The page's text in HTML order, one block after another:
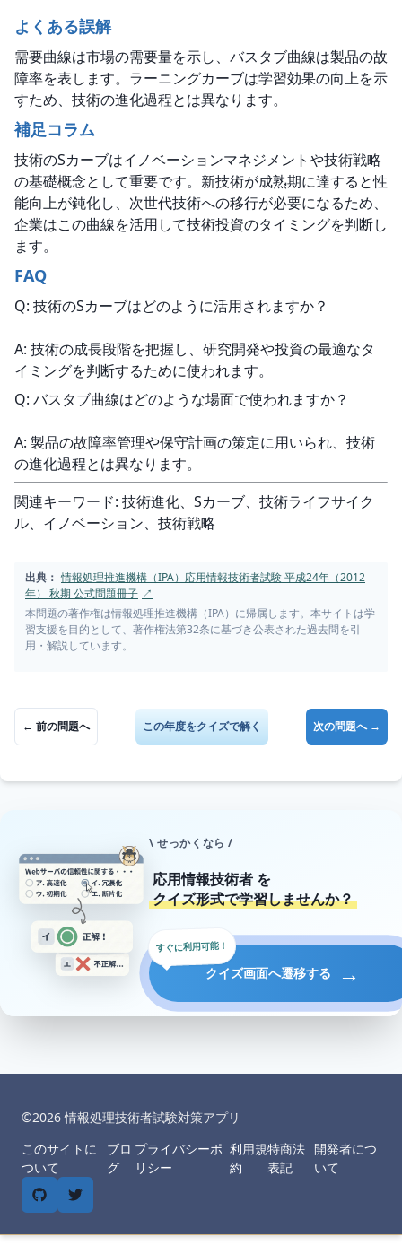
よくある誤解
需要曲線は市場の需要量を示し、バスタブ曲線は製品の故
障率を表します。ラーニングカーブは学習効果の向上を示
すため、技術の進化過程とは異なります。
補足コラム
技術のSカーブはイノベーションマネジメントや技術戦略
の基礎概念として重要です。新技術が成熟期に達すると性
能向上が鈍化し、次世代技術への移行が必要になるため、
企業はこの曲線を活用して技術投資のタイミングを判断し
ます。
FAQ
Q: 技術のSカーブはどのように活用されますか？
A: 技術の成長段階を把握し、研究開発や投資の最適なタ
イミングを判断するために使われます。
Q: バスタブ曲線はどのような場面で使われますか？
A: 製品の故障率管理や保守計画の策定に用いられ、技術
の進化過程とは異なります。
関連キーワード: 技術進化、Sカーブ、技術ライフサイク
ル、イノベーション、技術戦略
出典： 情報処理推進機構（IPA）応用情報技術者試験 平成24年（2012
年） 秋期 公式問題冊子 ↗
本問題の著作権は情報処理推進機構（IPA）に帰属します。本サイトは学
習支援を目的として、著作権法第32条に基づき公表された過去問を引
用・解説しています。
← 前の問題へ この年度をクイズで解く 次の問題へ →
\ せっかくなら /
応用情報技術者 を
クイズ形式で学習しませんか？
クイズ画面へ遷移する →
すぐに利用可能！
©︎2026情報処理技術者試験対策アプリ
このサイトに
ついて
ブロ
グ
プライバシーポ
リシー
利用規
約
特商法
表記
開発者につ
いて